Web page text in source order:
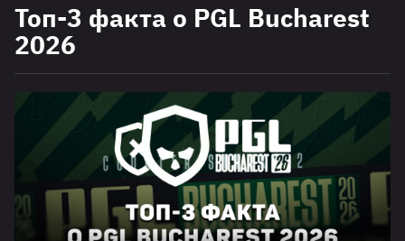
Топ-3 факта о PGL Bucharest
2026